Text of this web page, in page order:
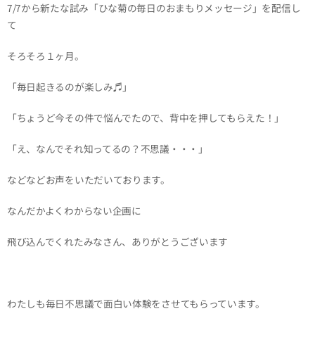
7/7から新たな試み「ひな菊の毎日のおまもりメッセージ」を配信し
て
そろそろ１ヶ月。
「毎日起きるのが楽しみ♬」
「ちょうど今その件で悩んでたので、背中を押してもらえた！」
「え、なんでそれ知ってるの？不思議・・・」
などなどお声をいただいております。
なんだかよくわからない企画に
飛び込んでくれたみなさん、ありがとうございます💗
わたしも毎日不思議で面白い体験をさせてもらっています。